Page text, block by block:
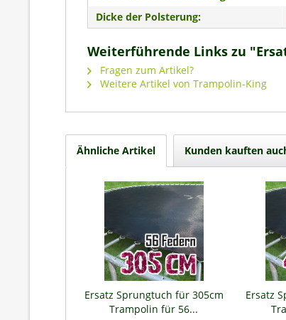
Dicke der Polsterung:
Weiterführende Links zu
Fragen zum Artikel?
Weitere Artikel von Trampolin-King
Ähnliche Artikel Kunden kauften
Ersatz Sprungtuch für 305cm
Trampolin für 56...
Ersatz